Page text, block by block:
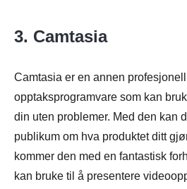
3. Camtasia
Camtasia er en annen
opptaksprogramvare som kan
din uten problemer. Med den kan
publikum om hva produktet ditt
kommer den med en fantastisk
kan bruke til å presentere